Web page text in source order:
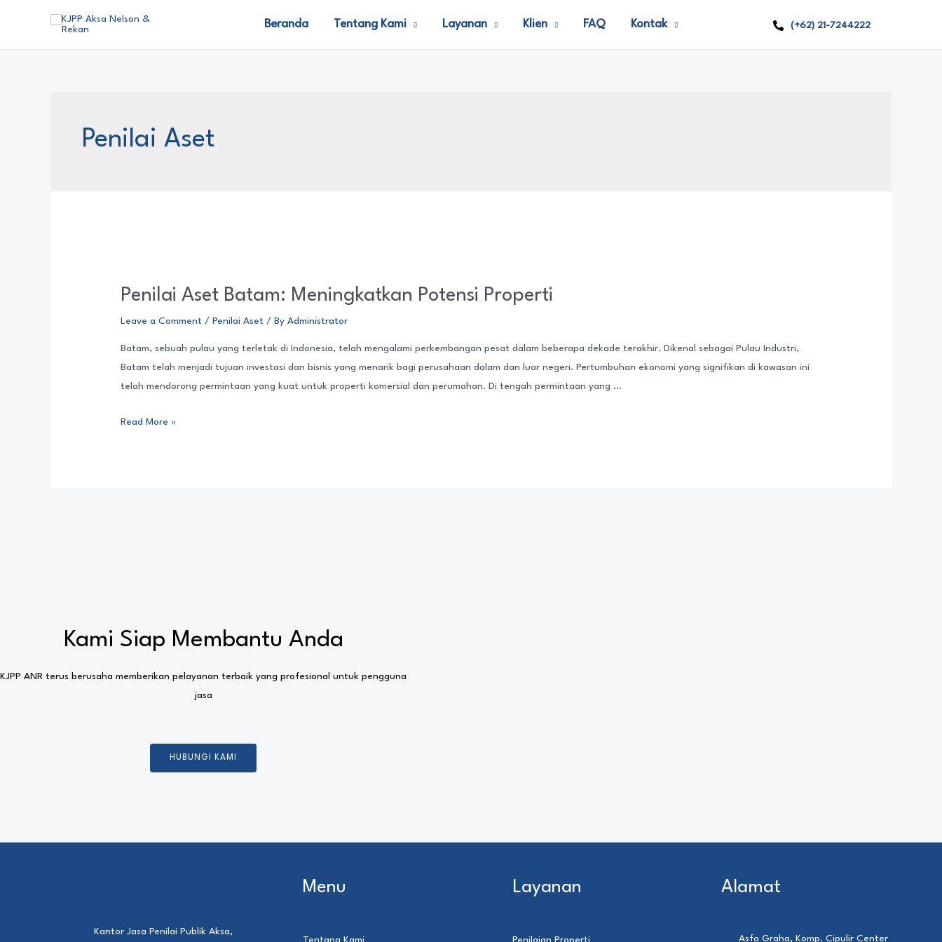
Beranda Tentang Kami Layanan Klien FAQ Kontak (+62) 21-7244222
Penilai Aset
Penilai Aset Batam: Meningkatkan Potensi Properti
Leave a Comment /Penilai Aset / ByAdministrator
Batam, sebuah pulau yang terletak di Indonesia, telah mengalami perkembangan pesat dalam beberapa dekade terakhir. Dikenal sebagai Pulau Industri,
Batam telah menjadi tujuan investasi dan bisnis yang menarik bagi perusahaan dalam dan luar negeri. Pertumbuhan ekonomi yang signifikan di kawasan ini
telah mendorong permintaan yang kuat untuk properti komersial dan perumahan. Di tengah permintaan yang …
Read More »
Kami Siap Membantu Anda
KJPP ANR terus berusaha memberikan pelayanan terbaik yang profesional untuk pengguna
jasa
HUBUNGI KAMI
Kantor Jasa Penilai Publik Aksa,
Menu
Tentang Kami
Layanan
Penilaian Properti
Alamat
Asfa Graha, Komp. Cipulir Center